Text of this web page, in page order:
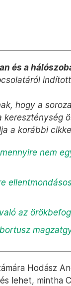
és a
hogy a
a korábbi
nem
az
Hodász
lehet, mintha